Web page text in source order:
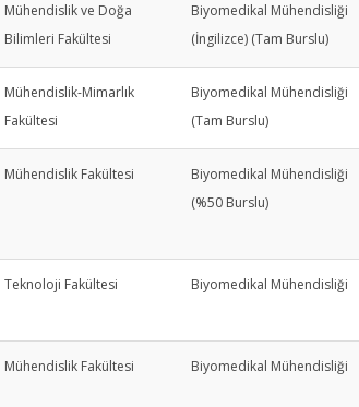
Mühendislik ve Doğa
Bilimleri Fakültesi
Biyomedikal Mühendisliği
(İngilizce) (Tam Burslu)
Mühendislik-Mimarlık
Fakültesi
Biyomedikal Mühendisliği
(Tam Burslu)
Mühendislik Fakültesi
Biyomedikal Mühendisliği
(%50 Burslu)
Teknoloji Fakültesi Biyomedikal Mühendisliği
Mühendislik Fakültesi Biyomedikal Mühendisliği